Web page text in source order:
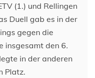
(1.) und Rellingen
Duell gab es in der
gegen die
insgesamt den 6.
in der anderen
Platz.